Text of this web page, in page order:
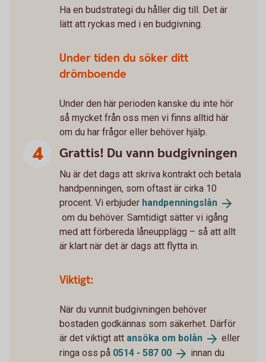
Ha en budstrategi du håller dig till. Det är
lätt att ryckas med i en budgivning.
Under tiden du söker ditt
drömboende
Under den här perioden kanske du inte hör
så mycket från oss men vi finns alltid här
om du har frågor eller behöver hjälp.
Grattis! Du vann budgivningen
Nu är det dags att skriva kontrakt och betala
handpenningen, som oftast är cirka 10
procent. Vi erbjuder handpenningslån
om du behöver. Samtidigt sätter vi igång
med att förbereda låneupplägg – så att allt
är klart när det är dags att flytta in.
Viktigt:
När du vunnit budgivningen behöver
bostaden godkännas som säkerhet. Därför
är det viktigt att ansöka om bolån
eller
ringa oss på 0514 - 587 00
innan du